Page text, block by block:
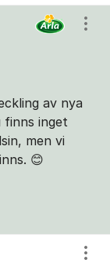
av nya
finns inget
men vi
😊